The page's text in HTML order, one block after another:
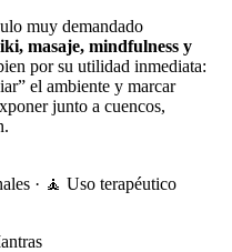
muy demandado
masaje, mindfulness y
por su utilidad inmediata:
el ambiente y marcar
junto a cuencos,
· 🧘 Uso terapéutico